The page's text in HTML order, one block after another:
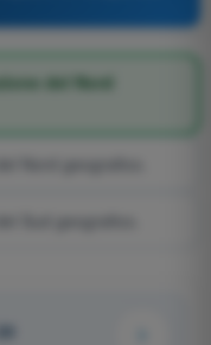
del Nord